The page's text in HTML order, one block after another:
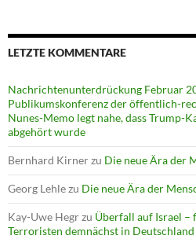
LETZTE KOMMENTARE
Nachrichtenunterdrückung Februar
Publikumskonferenz der öffentlich-
Nunes-Memo legt nahe, dass Trump-
abgehört wurde
Bernhard Kirnerzu Die neue Ära der
Georg Lehlezu Die neue Ära der
Kay-Uwe Hegrzu Überfall auf Israel –
Terroristen demnächst in